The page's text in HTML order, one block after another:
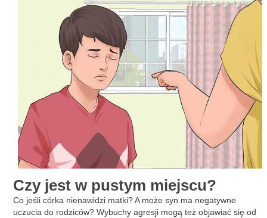
Czy jest w pustym miejscu?
Co jeśli córka nienawidzi matki? A może syn ma negatywne
uczucia do rodziców? Wybuchy agresji mogą też objawiać się od